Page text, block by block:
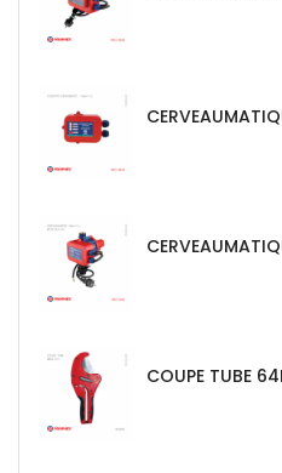
COUPE TUBE